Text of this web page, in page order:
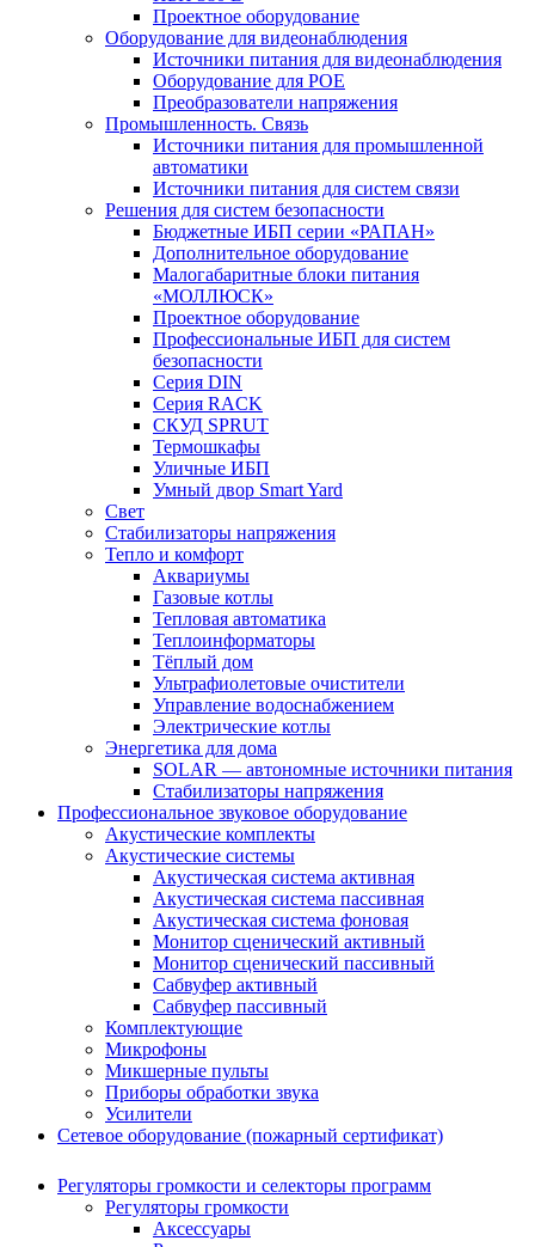
Проектное оборудование
Оборудование для видеонаблюдения
Источники питания для видеонаблюдения
Оборудование для POE
Преобразователи напряжения
Промышленность. Связь
Источники питания для промышленной
автоматики
Источники питания для систем связи
Решения для систем безопасности
Бюджетные ИБП серии «РАПАН»
Дополнительное оборудование
Малогабаритные блоки питания
«МОЛЛЮСК»
Проектное оборудование
Профессиональные ИБП для систем
безопасности
Серия DIN
Серия RACK
СКУД SPRUT
Термошкафы
Уличные ИБП
Умный двор Smart Yard
Свет
Стабилизаторы напряжения
Тепло и комфорт
Аквариумы
Газовые котлы
Тепловая автоматика
Теплоинформаторы
Тёплый дом
Ультрафиолетовые очистители
Управление водоснабжением
Электрические котлы
Энергетика для дома
SOLAR — автономные источники питания
Стабилизаторы напряжения
Профессиональное звуковое оборудование
Акустические комплекты
Акустические системы
Акустическая система активная
Акустическая система пассивная
Акустическая система фоновая
Монитор сценический активный
Монитор сценический пассивный
Сабвуфер активный
Сабвуфер пассивный
Комплектующие
Микрофоны
Микшерные пульты
Приборы обработки звука
Усилители
Сетевое оборудование (пожарный сертификат)
Регуляторы громкости и селекторы программ
Регуляторы громкости
Аксессуары